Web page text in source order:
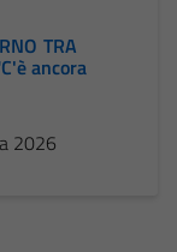
TRA
ancora
2026